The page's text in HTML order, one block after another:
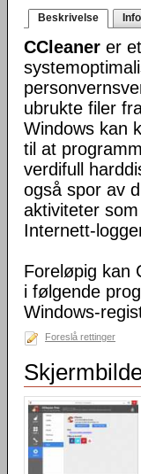
Beskrivelse Info
CCleaner er
ubrukte filer
Windows kan
til at
verdifull
også spor av
aktiviteter
Internett-
Foreløpig kan
i følgende
Windows-
Foreslå rettinger